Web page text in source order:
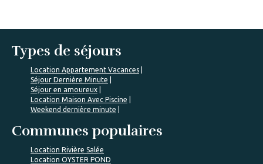
Types de séjours
Location Appartement Vacances
Séjour Dernière Minute
Séjour en amoureux
Location Maison Avec Piscine
Weekend dernière minute
Communes populaires
Location Rivière Salée
Location OYSTER POND